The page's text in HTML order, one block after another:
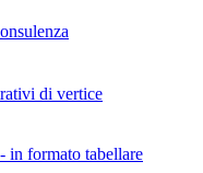
di vertice
in formato tabellare